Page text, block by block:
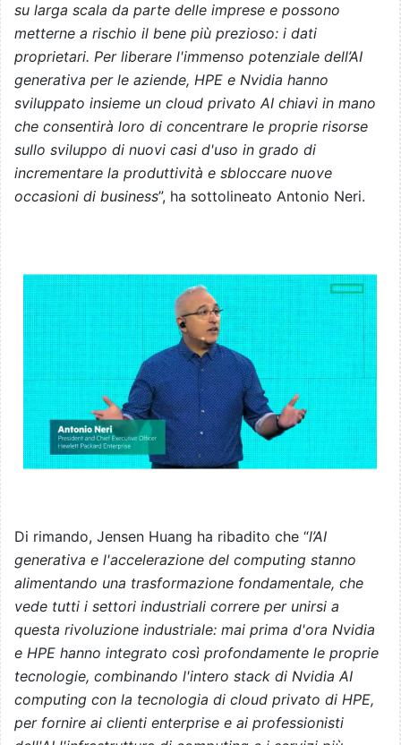
su larga scala da parte delle imprese e possono
metterne a rischio il bene più prezioso: i dati
proprietari. Per liberare l'immenso potenziale dell’AI
generativa per le aziende, HPE e Nvidia hanno
sviluppato insieme un cloud privato AI chiavi in mano
che consentirà loro di concentrare le proprie risorse
sullo sviluppo di nuovi casi d'uso in grado di
incrementare la produttività e sbloccare nuove
occasioni di business”, ha sottolineato Antonio Neri.
Di rimando, Jensen Huang ha ribadito che “l’AI
generativa e l'accelerazione del computing stanno
alimentando una trasformazione fondamentale, che
vede tutti i settori industriali correre per unirsi a
questa rivoluzione industriale: mai prima d'ora Nvidia
e HPE hanno integrato così profondamente le proprie
tecnologie, combinando l'intero stack di Nvidia AI
computing con la tecnologia di cloud privato di HPE,
per fornire ai clienti enterprise e ai professionisti